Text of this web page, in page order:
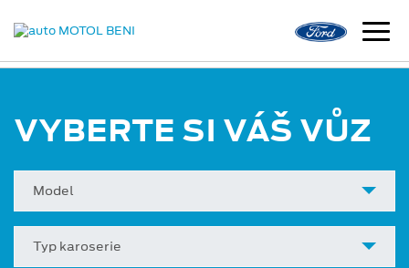
VYBERTE SI VÁŠ VŮZ
Model
Typ karoserie